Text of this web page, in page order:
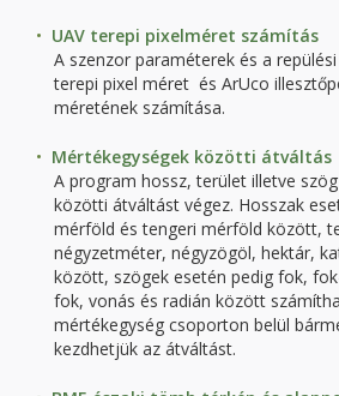
UAV terepi pixelméret számítás
A szenzor paraméterek és a
terepi pixel méret és ArUco
méretének számítása.
Mértékegységek közötti átváltás
A program hossz, terület illetve
közötti átváltást végez. Hosszak
mérföld és tengeri mérföld között,
négyzetméter, négyzögöl, hektár,
között, szögek esetén pedig fok,
fok, vonás és radián között
mértékegység csoporton belül
kezdhetjük az átváltást.